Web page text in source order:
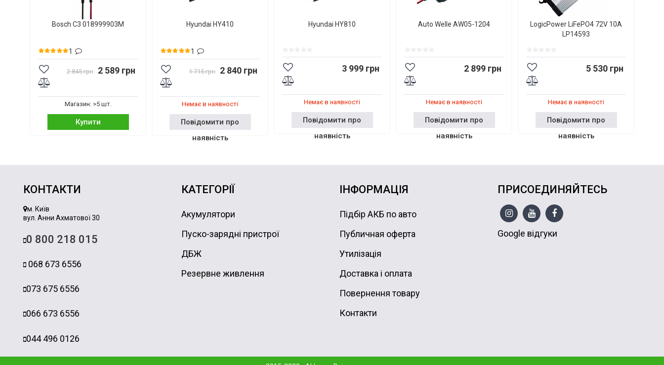
Bosch C3 018999903M
1
2 845 грн 2 589 грн
Магазин: >5 шт.
Купити
Hyundai HY410
1
1 715 грн 2 840 грн
Немає в наявності
Повідомити про
наявність
Hyundai HY810
3 999 грн
Немає в наявності
Повідомити про
наявність
Auto Welle AW05-1204
2 899 грн
Немає в наявності
Повідомити про
наявність
LogicPower LiFePO4 72V 10A
LP14593
5 530 грн
Немає в наявності
Повідомити про
наявність
КОНТАКТИ
м. Київ
вул. Анни Ахматової 30
0 800 218 015
068 673 6556
073 675 6556
066 673 6556
044 496 0126
КАТЕГОРІЇ
Акумулятори
Пуско-зарядні пристрої
ДБЖ
Резервне живлення
ІНФОРМАЦІЯ
Підбір АКБ по авто
Публичная оферта
Утилізація
Доставка і оплата
Повернення товару
Контакти
ПРИСОЕДИНЯЙТЕСЬ
Google відгуки